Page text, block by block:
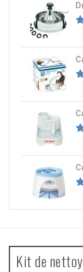
Kit de